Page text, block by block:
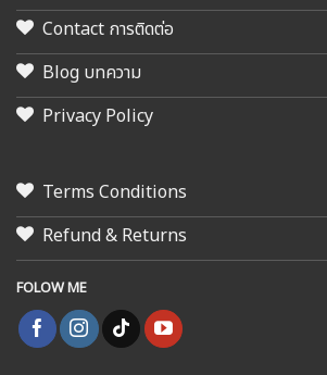
Contact การติดต่อ
Blog บทความ
Privacy Policy
Terms Conditions
Refund & Returns
FOLOW ME